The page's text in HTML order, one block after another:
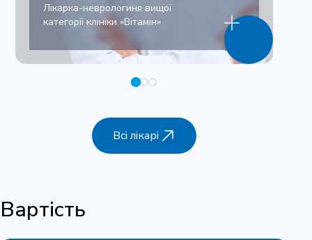
Лікарка-неврологиня вищої
категорії клініки «Вітамін»
Всі лікарі
Вартість